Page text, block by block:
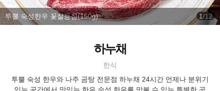
투뿔 숙성한우 꽃살등심(150g) 1/12
하누채
한식
투뿔 숙성 한우와 나주 곰탕 전문점 하누채 24시간 언제나 분위기